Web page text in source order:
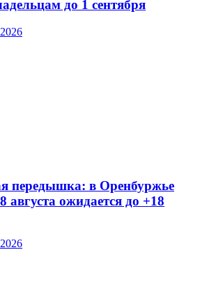
до 1 сентября
передышка: в Оренбуржье
августа ожидается до +18